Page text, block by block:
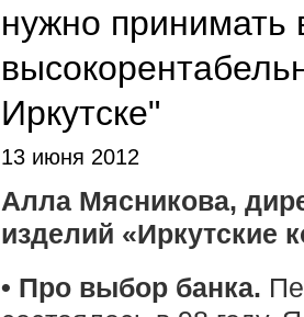
нужно принимать
Иркутске"
13 июня 2012
Алла Мясникова,
изделий «Иркутские
• Про выбор банка.